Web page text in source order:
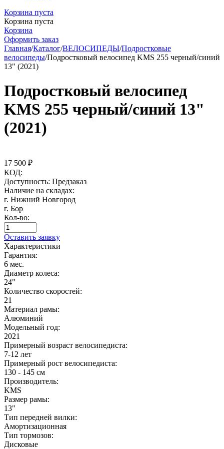
Корзина пуста
Корзина пуста
Корзина
Оформить заказ
Главная/Каталог/ВЕЛОСИПЕДЫ/Подростковые
велосипеды/Подростковый велосипед KMS 255 черный/синий
13" (2021)
Подростковый велосипед
KMS 255 черный/синий 13"
(2021)
17 500 ₽
КОД:
Доступность: Предзаказ
Наличие на складах:
г. Нижний Новгород
г. Бор
Кол-во:
Оставить заявку
Характеристики
Гарантия:
6 мес.
Диаметр колеса:
24"
Количество скоростей:
21
Материал рамы:
Алюминий
Модельный год:
2021
Примерный возраст велосипедиста:
7-12 лет
Примерный рост велосипедиста:
130 - 145 см
Производитель:
KMS
Размер рамы:
13"
Тип передней вилки:
Амортизационная
Тип тормозов:
Дисковые